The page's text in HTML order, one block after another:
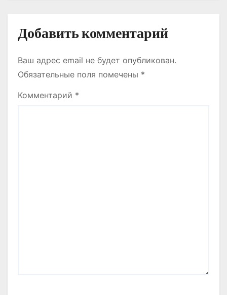
Добавить комментарий
Ваш адрес email не будет опубликован.
Обязательные поля помечены *
Комментарий *